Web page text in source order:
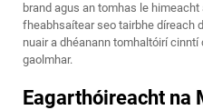
brand agus an tomhas le
fheabhsaítear seo tairbhe díreach
nuair a dhéanann tomhaltóirí
gaolmhar.
Eagarthóireacht na